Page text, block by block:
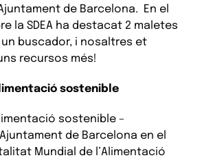
de Barcelona. En el
la SDEA ha destacat 2 maletes
buscador, i nosaltres et
recursos més!
sostenible
sostenible –
de Barcelona en el
Mundial de l’Alimentació